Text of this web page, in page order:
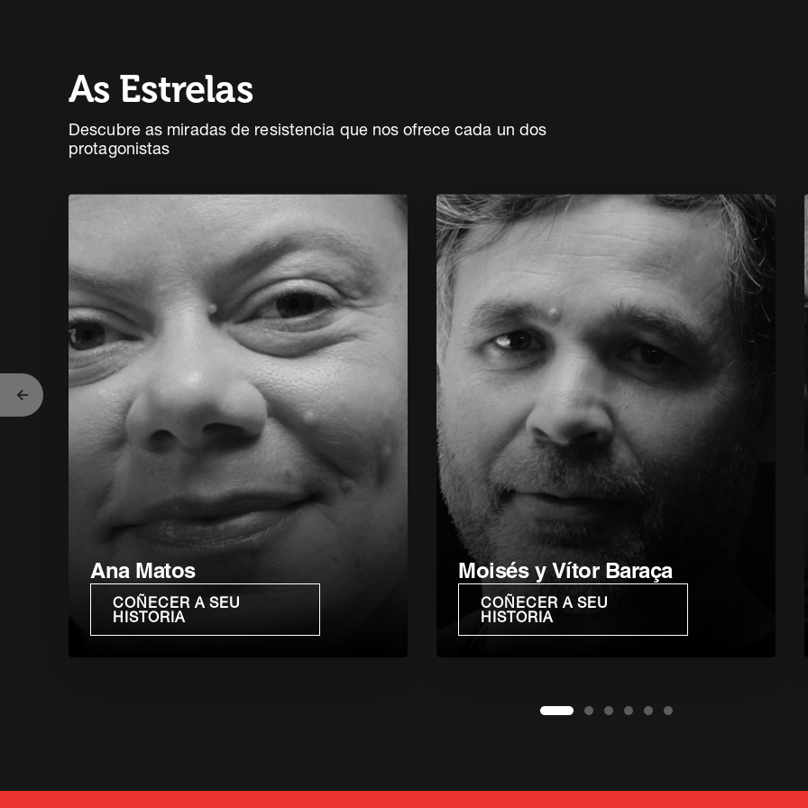
As Estrelas
Descubre as miradas de resistencia que nos ofrece cada un dos
protagonistas
Ana Matos
COÑECER A SEU
HISTORIA
Moisés y Vítor Baraça
COÑECER A SEU
HISTORIA
1 2 3 4 5 6
Antigo